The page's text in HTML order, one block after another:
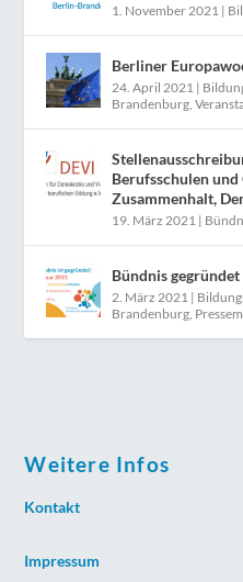
1. November 2021 |
Berliner
24. April 2021 |
Brandenburg,
Berufsschulen
Zusammenhalt,
19. März 2021 |
Bündnis
2. März 2021 |
Brandenburg,
Weitere Infos
Kontakt
Impressum